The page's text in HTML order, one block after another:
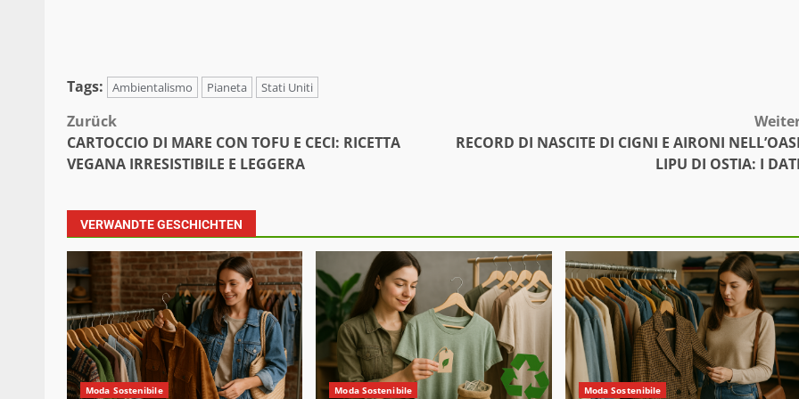
Tags: Ambientalismo Pianeta Stati Uniti
Beitragsnavigation
Zurück
CARTOCCIO DI MARE CON TOFU E CECI: RICETTA
VEGANA IRRESISTIBILE E LEGGERA
RECORD DI NASCITE DI CIGNI E AIRONI NELL’OASI
LIPU DI OSTIA: I DATI
VERWANDTE GESCHICHTEN
Moda Sostenibile Moda Sostenibile Moda Sostenibile